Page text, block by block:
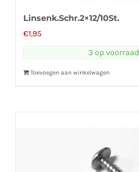
Linsenk.Schr.2×12/10St.
€1,95
3 op voorraad
Toevoegen aan winkelwagen